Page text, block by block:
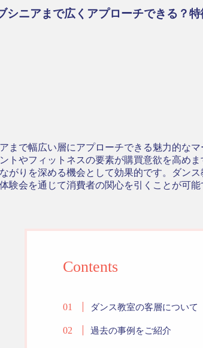
シニアまで広くアプローチできる？
まで幅広い層にアプローチできる魅力的な
トやフィットネスの要素が購買意欲を高め
がりを深める機会として効果的です。ダン
験会を通じて消費者の関心を引くことが可
Contents
ダンス教室の客層について
過去の事例をご紹介